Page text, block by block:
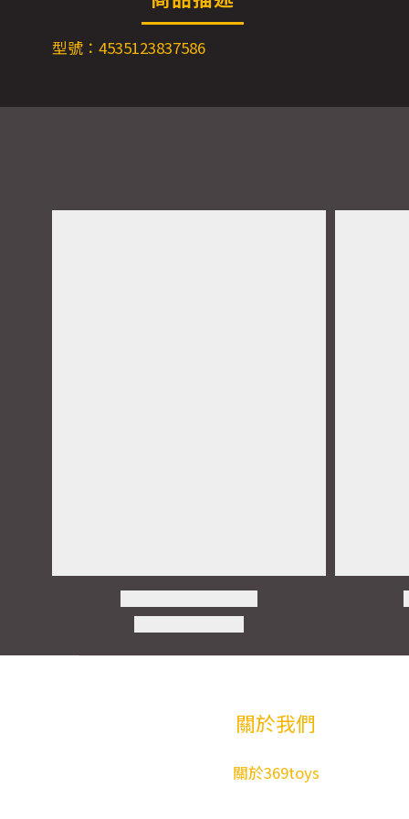
型號：4535123837586
關於我們
關於369toys